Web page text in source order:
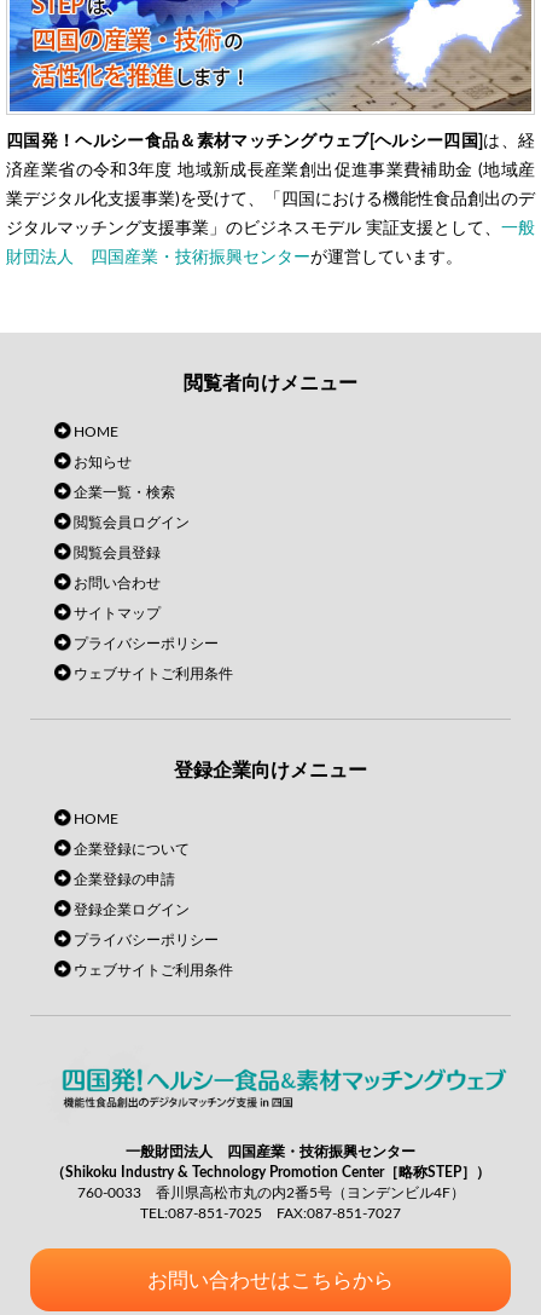
四国発！ヘルシー食品＆素材マッチングウェブ[ヘルシー四国] は、経
済産業省の令和3年度 地域新成長産業創出促進事業費補助金 (地域産
業デジタル化支援事業)を受けて、「四国における機能性食品創出のデ
ジタルマッチング支援事業」のビジネスモデル 実証支援として、 一般
財団法人 四国産業・技術振興センターが運営しています。
閲覧者向けメニュー
HOME
お知らせ
企業一覧・検索
閲覧会員ログイン
閲覧会員登録
お問い合わせ
サイトマップ
プライバシーポリシー
ウェブサイトご利用条件
登録企業向けメニュー
HOME
企業登録について
企業登録の申請
登録企業ログイン
プライバシーポリシー
ウェブサイトご利用条件
一般財団法人 四国産業・技術振興センター
（Shikoku Industry & Technology Promotion Center［略称STEP］）
760-0033 香川県高松市丸の内2番5号（ヨンデンビル4F）
TEL:087-851-7025 FAX:087-851-7027
お問い合わせはこちらから